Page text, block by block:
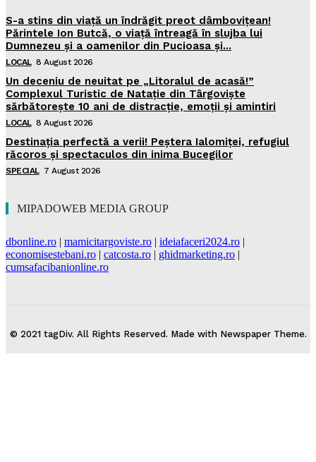
S-a stins din viață un îndrăgit preot dâmbovițean!
Părintele Ion Butcă, o viață întreagă în slujba lui
Dumnezeu și a oamenilor din Pucioasa și...
LOCAL 8 August 2026
Un deceniu de neuitat pe „Litoralul de acasă!”
Complexul Turistic de Natație din Târgoviște
sărbătorește 10 ani de distracție, emoții și amintiri
LOCAL 8 August 2026
Destinația perfectă a verii! Peștera Ialomiței, refugiul
răcoros și spectaculos din inima Bucegilor
SPECIAL 7 August 2026
MIPADOWEB MEDIA GROUP
dbonline.ro | mamicitargoviste.ro | ideiafaceri2024.ro |
economisestebani.ro | catcosta.ro | ghidmarketing.ro |
cumsafacibanionline.ro
© 2021 tagDiv. All Rights Reserved. Made with Newspaper Theme.